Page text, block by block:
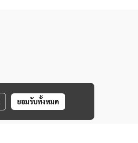
ยอมรับทั้งหมด